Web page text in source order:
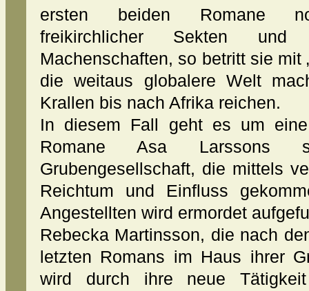
ersten beiden Romane
freikirchlicher Sekten und
Machenschaften, so betritt sie mit
die weitaus globalere Welt
Krallen bis nach Afrika reichen.
In diesem Fall geht es um
Romane Asa Larssons
Grubengesellschaft, die mittels
Reichtum und Einfluss
Angestellten wird ermordet
Rebecka Martinsson, die nach
letzten Romans im Haus ihrer
wird durch ihre neue